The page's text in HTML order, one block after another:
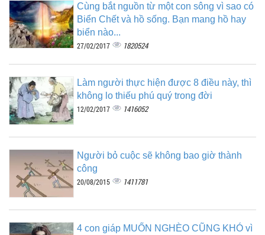
Cùng bắt nguồn từ một con sông vì sao có
Biển Chết và hồ sống. Bạn mang hồ hay
biển nào...
27/02/2017 1820524
Làm người thực hiện được 8 điều này, thì
không lo thiếu phú quý trong đời
12/02/2017 1416052
Người bỏ cuộc sẽ không bao giờ thành
công
20/08/2015 1411781
4 con giáp MUỐN NGHÈO CŨNG KHÓ vì